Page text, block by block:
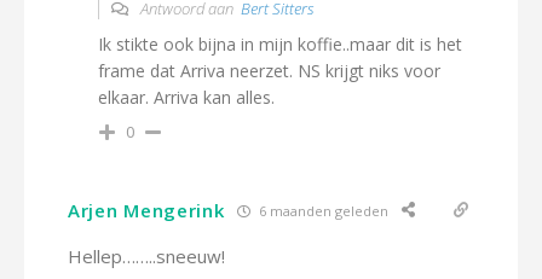
Antwoord aan Bert Sitters
Ik stikte ook bijna in mijn koffie..maar dit is het
frame dat Arriva neerzet. NS krijgt niks voor
elkaar. Arriva kan alles.
0
Arjen Mengerink 6 maanden geleden
Hellep……..sneeuw!